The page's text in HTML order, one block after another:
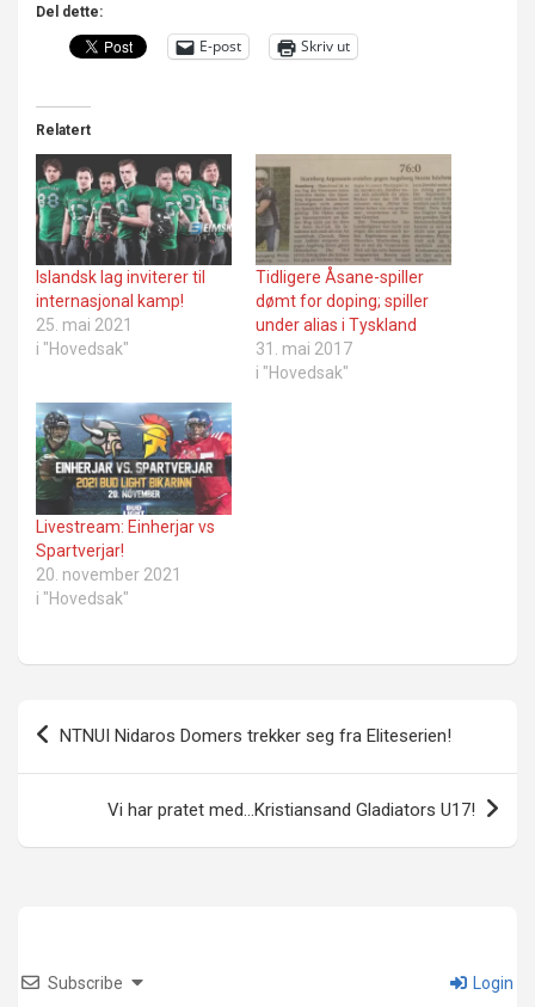
Del dette:
E-post Skriv ut
Relatert
Islandsk lag inviterer til
internasjonal kamp!
25. mai 2021
i "Hovedsak"
Tidligere Åsane-spiller
dømt for doping; spiller
under alias i Tyskland
31. mai 2017
i "Hovedsak"
Livestream: Einherjar vs
Spartverjar!
20. november 2021
i "Hovedsak"
Innleggsnavigasjon
NTNUI Nidaros Domers trekker seg fra Eliteserien!
Vi har pratet med…Kristiansand Gladiators U17!
Subscribe Login